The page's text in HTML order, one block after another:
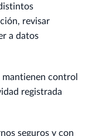
revisar
a datos
control
registrada
seguros y con